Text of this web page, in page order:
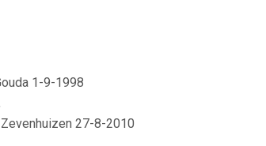
1-9-1998
27-8-2010